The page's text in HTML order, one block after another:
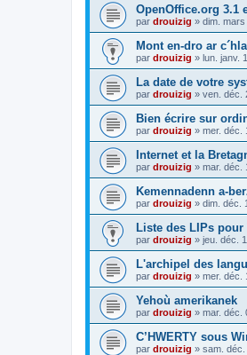
OpenOffice.org 3.1
par drouizig » dim.
Mont en-dro ar
par drouizig » lun. janv.
La date de votre
par drouizig » ven. déc.
Bien écrire sur
par drouizig » mer. déc.
Internet et la
par drouizig » mar. déc.
Kemennadenn a-
par drouizig » dim. déc.
Liste des LIPs pour
par drouizig » jeu. déc.
L'archipel des
par drouizig » mer. déc.
Yehoù amerikanek
par drouizig » mar. déc.
C’HWERTY sous
par drouizig » sam. déc.